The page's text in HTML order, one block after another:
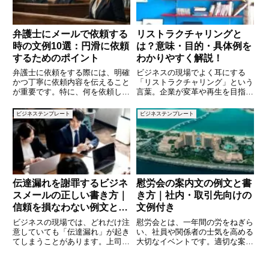
弁護士にメールで依頼する
時の文例10選：円滑に依頼
するためのポイント
弁護士に依頼をする際には、明確
かつ丁寧に依頼内容を伝えること
が重要です。特に、何を依頼した
報や依頼の緊急度を伝えること
で、弁護士がスムーズに対応しや
すくなります。この記事では、弁
護士に依頼する際に使えるメール
リストラクチャリングと
は？意味・目的・具体例を
わかりやすく解説！
ビジネスの現場でよく耳にする
「リストラクチャリング」という
言葉。企業が変革や再生を目指す
この概念ですが、具体的に何を意
味し、どのような目的で実施され
るのか、理解している人は意外に
少ないかもしれません。本記事で
は
ビジネステンプレート
伝達漏れを謝罪するビジネ
スメールの正しい書き方｜
信頼を損なわない例文と対
応ポイントを解説
ビジネスの現場では、どれだけ注
意していても「伝達漏れ」が起き
てしまうことがあります。上司か
ビジネステンプレート
慰労会の案内文の例文と書
き方｜社内・取引先向けの
文例付き
慰労会とは、一年間の労をねぎら
い、社員や関係者の士気を高める
大切なイベントです。適切な案内